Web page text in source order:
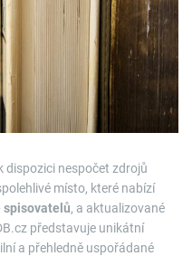
dispozici nespočet zdrojů
místo, které nabízí
spisovatelů, a aktualizované
představuje unikátní
a přehledně uspořádané